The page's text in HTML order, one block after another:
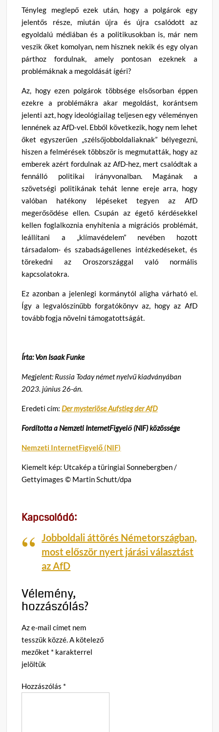
Tényleg meglepő ezek után, hogy a polgárok egy
jelentős része, miután újra és újra csalódott az
egyoldalú médiában és a politikusokban is, már nem
veszik őket komolyan, nem hisznek nekik és egy olyan
párthoz fordulnak, amely pontosan ezeknek a
problémáknak a megoldását ígéri?
Az, hogy ezen polgárok többsége elsősorban éppen
ezekre a problémákra akar megoldást, korántsem
jelenti azt, hogy ideológiailag teljesen egy véleményen
lennének az AfD-vel. Ebből következik, hogy nem lehet
őket egyszerűen „szélsőjobboldaliaknak” bélyegezni,
hiszen a felmérések többször is megmutatták, hogy az
emberek azért fordulnak az AfD-hez, mert csalódtak a
fennálló politikai irányvonalban. Magának a
szövetségi politikának tehát lenne ereje arra, hogy
valóban hatékony lépéseket tegyen az AfD
megerősödése ellen. Csupán az égető kérdésekkel
kellen foglalkoznia enyhítenia a migrációs problémát,
leállítani a „klímavédelem” nevében hozott
társadalom- és szabadságellenes intézkedéseket, és
törekedni az Oroszországgal való normális
kapcsolatokra.
Ez azonban a jelenlegi kormánytól aligha várható el.
Így a legvalószínűbb forgatókönyv az, hogy az AfD
tovább fogja növelni támogatottságát.
Írta: Von Isaak Funke
Megjelent: Russia Today német nyelvű kiadványában
2023. június 26-án.
Eredeti cím:Der mysteriöse Aufstieg der AfD
Fordította a Nemzeti InternetFigyelő (NIF) közössége
Nemzeti InternetFigyelő (NIF)
Kiemelt kép: Utcakép a türingiai Sonnebergben /
Gettyimages© Martin Schutt/dpa
Kapcsolódó:
Jobboldali áttörés Németországban,
most először nyert járási választást
az AfD
Vélemény,
hozzászólás?
Az e-mail címet nem
tesszük közzé.A kötelező
mezőket * karakterrel
jelöltük
Hozzászólás *